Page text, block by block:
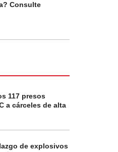
Consulte
117 presos
a cárceles de alta
de explosivos